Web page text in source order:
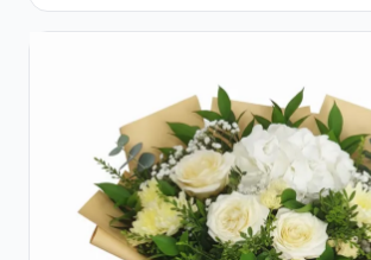
Șampanie și Lumânare